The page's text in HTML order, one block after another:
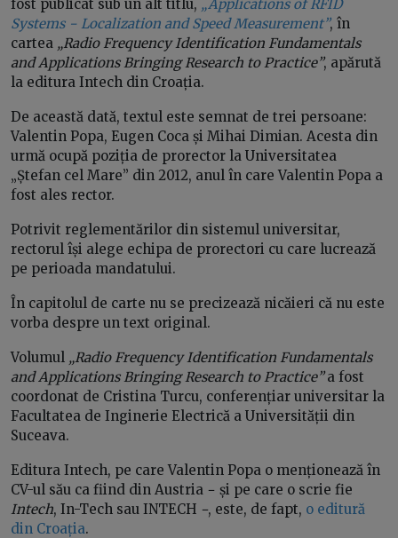
fost publicat sub un alt titlu, „Applications of RFID
Systems − Localization and Speed Measurement”, în
cartea „Radio Frequency Identification Fundamentals
and Applications Bringing Research to Practice”, apărută
la editura Intech din Croația.
De această dată, textul este semnat de trei persoane:
Valentin Popa, Eugen Coca și Mihai Dimian. Acesta din
urmă ocupă poziția de prorector la Universitatea
„Ștefan cel Mare” din 2012, anul în care Valentin Popa a
fost ales rector.
Potrivit reglementărilor din sistemul universitar,
rectorul își alege echipa de prorectori cu care lucrează
pe perioada mandatului.
În capitolul de carte nu se precizează nicăieri că nu este
vorba despre un text original.
Volumul „Radio Frequency Identification Fundamentals
and Applications Bringing Research to Practice”a fost
coordonat de Cristina Turcu, conferențiar universitar la
Facultatea de Inginerie Electrică a Universității din
Suceava.
Editura Intech, pe care Valentin Popa o menționează în
CV-ul său ca fiind din Austria − și pe care o scrie fie
Intech, In-Tech sau INTECH −, este, de fapt, o editură
din Croația.